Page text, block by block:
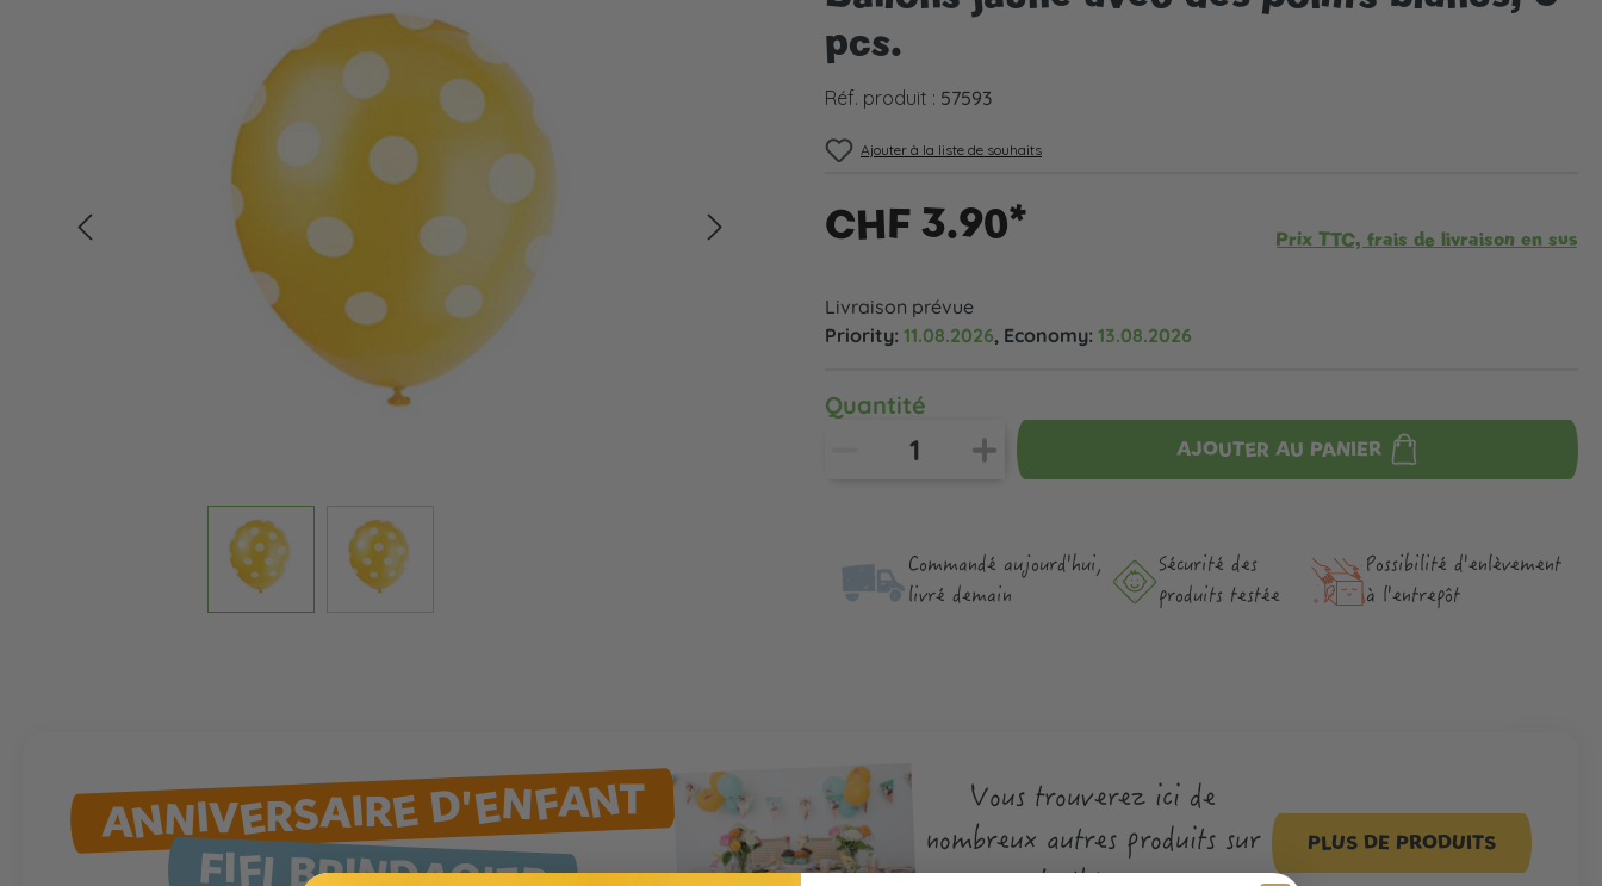
pcs.
Réf. produit : 57593
Ajouter à la liste de souhaits
CHF 3.90* Prix TTC, frais de livraison en sus
Livraison prévue
Priority: 11.08.2026, Economy: 13.08.2026
Quantité
AJOUTER AU PANIER
Commandé aujourd'hui,
livré demain
Sécurité des
produits testée
Possibilité d'enlèvement
à l'entrepôt
ANNIVERSAIRE D'ENFANT
Vous trouverez ici de
nombreux autres produits sur
PLUS DE PRODUITS